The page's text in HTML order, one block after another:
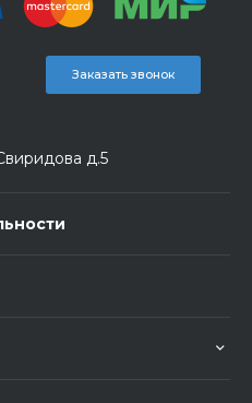
Заказать звонок
д.5